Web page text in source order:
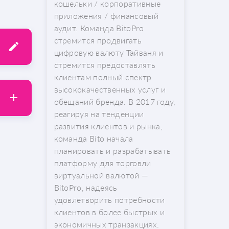
кошельки / корпоративные
приложения / финансовый
аудит. Команда BitoPro
стремится продвигать
цифровую валюту Тайваня и
стремится предоставлять
клиентам полный спектр
высококачественных услуг и
обещаний бренда. В 2017 году,
реагируя на тенденции
развития клиентов и рынка,
команда Bito начала
планировать и разрабатывать
платформу для торговли
виртуальной валютой —
BitoPro, надеясь
удовлетворить потребности
клиентов в более быстрых и
экономичных транзакциях.